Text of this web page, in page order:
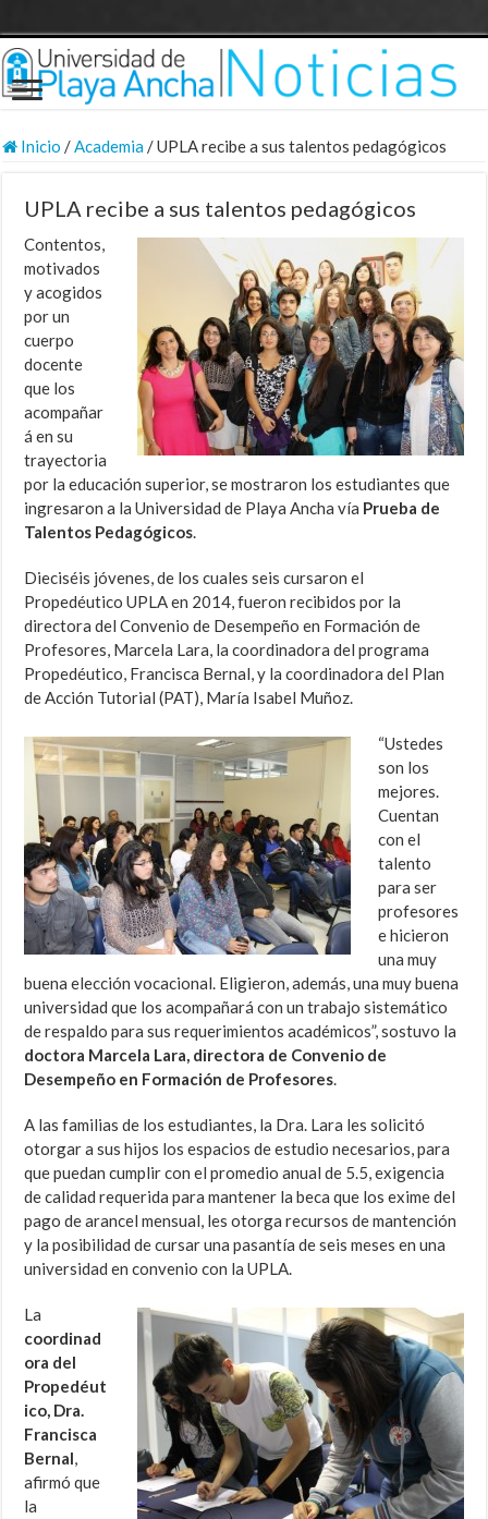
Inicio /Academia/UPLA recibe a sus talentos pedagógicos
UPLA recibe a sus talentos pedagógicos
Contentos,
motivados
y acogidos
por un
cuerpo
docente
que los
acompañar
á en su
trayectoria
por la educación superior, se mostraron los estudiantes que
ingresaron a la Universidad de Playa Ancha vía Prueba de
Talentos Pedagógicos.
Dieciséis jóvenes, de los cuales seis cursaron el
Propedéutico UPLA en 2014, fueron recibidos por la
directora del Convenio de Desempeño en Formación de
Profesores, Marcela Lara, la coordinadora del programa
Propedéutico, Francisca Bernal, y la coordinadora del Plan
de Acción Tutorial (PAT), María Isabel Muñoz.
“Ustedes
son los
mejores.
Cuentan
con el
talento
para ser
profesores
e hicieron
una muy
buena elección vocacional. Eligieron, además, una muy buena
universidad que los acompañará con un trabajo sistemático
de respaldo para sus requerimientos académicos”, sostuvo la
doctora Marcela Lara, directora de Convenio de
Desempeño en Formación de Profesores.
A las familias de los estudiantes, la Dra. Lara les solicitó
otorgar a sus hijos los espacios de estudio necesarios, para
que puedan cumplir con el promedio anual de 5.5, exigencia
de calidad requerida para mantener la beca que los exime del
pago de arancel mensual, les otorga recursos de mantención
y la posibilidad de cursar una pasantía de seis meses en una
universidad en convenio con la UPLA.
La
coordinad
ora del
Propedéut
ico, Dra.
Francisca
Bernal,
afirmó que
la